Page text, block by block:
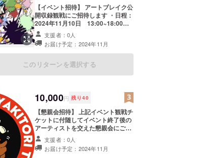
【イベント招待】 アートブレイク公
開収録観戦にご招待します ・日程：
2024年11月10日 13:00~18:00時
予定 ・場所：福岡県福岡市博多区住
吉１丁目４−１７ 010BUILDING 2F
3F ・支援者様の交通費や滞在費は
各自でご負担ください。 ・クラウド
ファンディング終了後、会場など詳
支援者：0人
お届け予定：2024年11月
このリターンを選択する
10,000円 残り 40
【懇親会招待】 上記イベント観戦チ
ケットに付随してイベント終了後の
アーティストを交えた懇親会にご招
待します ・日程：2024年11月10
日 18:30~20:30予定 ・場所：福岡
県福岡市中央区春吉３丁目２４−２
支援者：0人
お届け予定：2024年11月